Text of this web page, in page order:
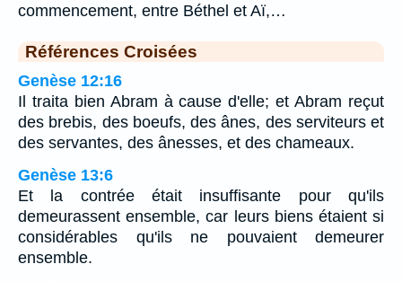
commencement, entre Béthel et Aï,…
Références Croisées
Genèse 12:16
Il traita bien Abram à cause d'elle; et Abram reçut
des brebis, des boeufs, des ânes, des serviteurs et
des servantes, des ânesses, et des chameaux.
Genèse 13:6
Et la contrée était insuffisante pour qu'ils
demeurassent ensemble, car leurs biens étaient si
considérables qu'ils ne pouvaient demeurer
ensemble.